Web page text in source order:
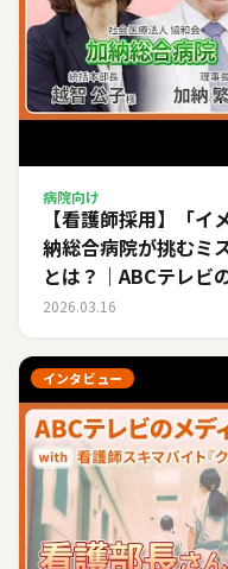
病院向け
【看護師採用】「
納総合病院が挑むミ
とは？｜ABCテレビ
2026.03.16
インタビュー